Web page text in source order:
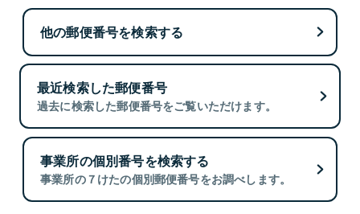
他の郵便番号を検索する
最近検索した郵便番号
過去に検索した郵便番号をご覧いただけます。
事業所の個別番号を検索する
事業所の７けたの個別郵便番号をお調べします。